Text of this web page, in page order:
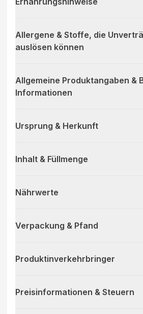
Allergene & Stoffe, die
auslösen können
Allgemeine Produktangaben &
Informationen
Ursprung & Herkunft
Inhalt & Füllmenge
Nährwerte
Verpackung & Pfand
Produktinverkehrbringer
Preisinformationen & Steuern